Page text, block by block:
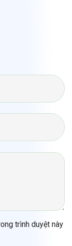
trình duyệt này